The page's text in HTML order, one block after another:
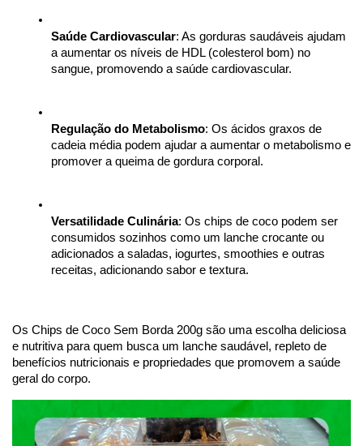
Saúde Cardiovascular: As gorduras saudáveis ajudam
a aumentar os níveis de HDL (colesterol bom) no
sangue, promovendo a saúde cardiovascular.
Regulação do Metabolismo: Os ácidos graxos de
cadeia média podem ajudar a aumentar o metabolismo e
promover a queima de gordura corporal.
Versatilidade Culinária: Os chips de coco podem ser
consumidos sozinhos como um lanche crocante ou
adicionados a saladas, iogurtes, smoothies e outras
receitas, adicionando sabor e textura.
Os Chips de Coco Sem Borda 200g são uma escolha deliciosa
e nutritiva para quem busca um lanche saudável, repleto de
benefícios nutricionais e propriedades que promovem a saúde
geral do corpo.